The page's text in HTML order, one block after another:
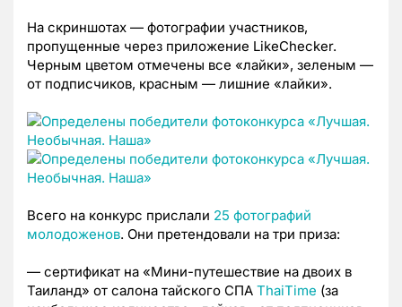
На скриншотах — фотографии участников,
пропущенные через приложение LikeChecker.
Черным цветом отмечены все «лайки», зеленым —
от подписчиков, красным — лишние «лайки».
Всего на конкурс прислали 25 фотографий
молодоженов. Они претендовали на три приза:
— сертификат на «Мини-путешествие на двоих в
Таиланд» от салона тайского СПА ThaiTime (за